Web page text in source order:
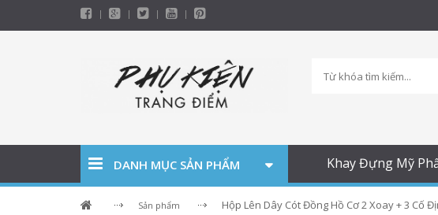
DANH MỤC SẢN PHẨM Khay Đựng Mỹ
Sản phẩm Hộp Lên Dây Cót Đồng Hồ Cơ 2 Xoay + 3 Cố